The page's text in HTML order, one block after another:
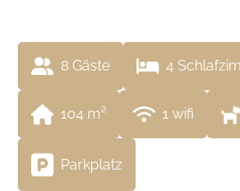
8 Gäste 4
104 m² 1 wifi
Parkplatz